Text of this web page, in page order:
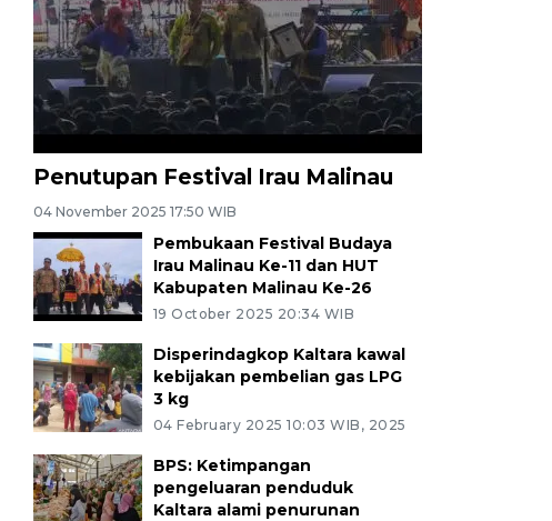
Penutupan Festival Irau Malinau
04 November 2025 17:50 WIB
Pembukaan Festival Budaya
Irau Malinau Ke-11 dan HUT
Kabupaten Malinau Ke-26
19 October 2025 20:34 WIB
Disperindagkop Kaltara kawal
kebijakan pembelian gas LPG
3 kg
04 February 2025 10:03 WIB, 2025
BPS: Ketimpangan
pengeluaran penduduk
Kaltara alami penurunan